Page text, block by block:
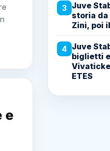
e
3 Juve
storia
Zini, poi
4 Juve
biglietti
ETES